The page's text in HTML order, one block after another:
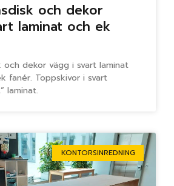
och dekor
laminat och ek
och dekor vägg i svart laminat
fanér. Toppskivor i svart
laminat.
KONTORSINREDNING